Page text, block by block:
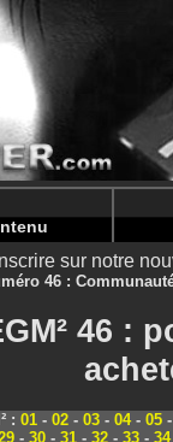
nintendoju/
nintendoju/
sur notre
46 :
46 :
: 01- 02- 03- 04- 05-
- 30- 31- 32- 33- 34